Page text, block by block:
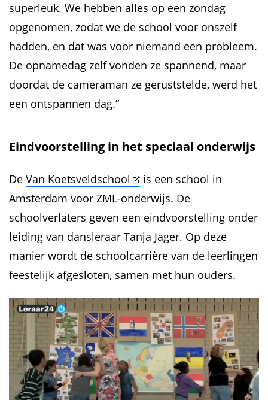
superleuk. We hebben alles op een zondag
opgenomen, zodat we de school voor onszelf
hadden, en dat was voor niemand een probleem.
De opnamedag zelf vonden ze spannend, maar
doordat de cameraman ze geruststelde, werd het
een ontspannen dag.”
Eindvoorstelling in het speciaal onderwijs
De Van Koetsveldschool
is een school in
Amsterdam voor ZML-onderwijs. De
schoolverlaters geven een eindvoorstelling onder
leiding van dansleraar Tanja Jager. Op deze
manier wordt de schoolcarrière van de leerlingen
feestelijk afgesloten, samen met hun ouders.